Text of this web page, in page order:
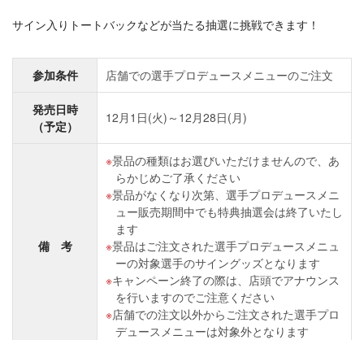
サイン入りトートバックなどが当たる抽選に挑戦できます！
参加条件 店舗での選手プロデュースメニューのご注文
発売日時
（予定）
12月1日(火)～12月28日(月)
備 考
景品の種類はお選びいただけませんので、あ
らかじめご了承ください
景品がなくなり次第、選手プロデュースメニ
ュー販売期間中でも特典抽選会は終了いたし
ます
景品はご注文された選手プロデュースメニュ
ーの対象選手のサイングッズとなります
キャンペーン終了の際は、店頭でアナウンス
を行いますのでご注意ください
店舗での注文以外からご注文された選手プロ
デュースメニューは対象外となります